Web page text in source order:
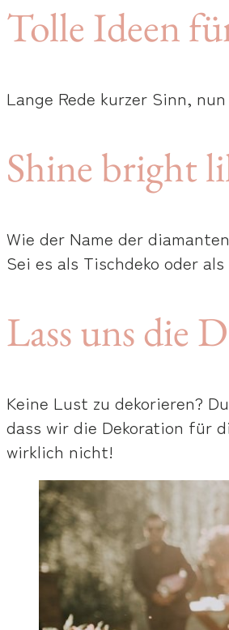
Tolle Ideen
Lange Rede kurzer Sinn,
Shine bright
Wie der Name der
Sei es als Tischdeko oder
Lass uns die
Keine Lust zu dekorieren?
dass wir die Dekoration für
wirklich nicht!